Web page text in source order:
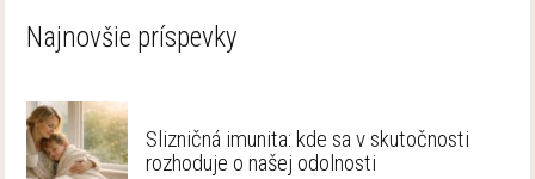
Najnovšie príspevky
Slizničná imunita: kde sa v skutočnosti
rozhoduje o našej odolnosti